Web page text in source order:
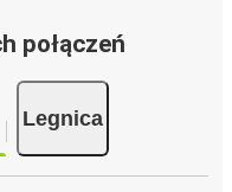
połączeń
Legnica